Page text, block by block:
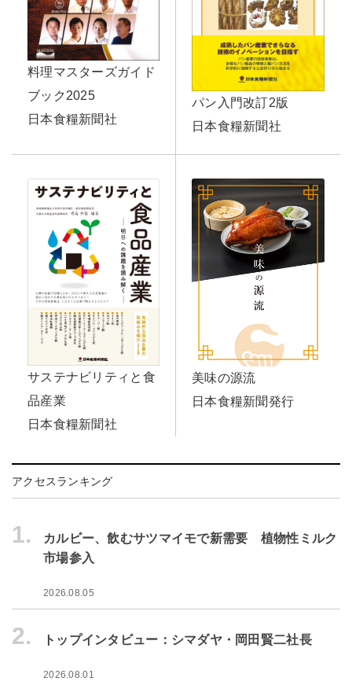
料理マスターズガイド
ブック2025
日本食糧新聞社
パン入門改訂2版
日本食糧新聞社
サステナビリティと食
品産業
日本食糧新聞社
美味の源流
日本食糧新聞発行
アクセスランキング
1.
カルビー、飲むサツマイモで新需要 植物性ミルク
市場参入
2026.08.05
2. トップインタビュー：シマダヤ・岡田賢二社長
2026.08.01